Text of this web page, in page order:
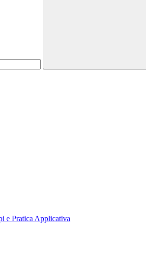
e Pratica Applicativa